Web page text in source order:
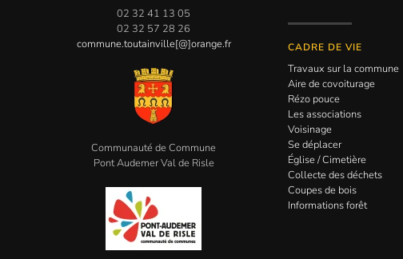
02 32 41 13 05
02 32 57 28 26
commune.toutainville[@]orange.fr
Communauté de Commune
Pont Audemer Val de Risle
CADRE DE VIE
Travaux sur la commune
Aire de covoiturage
Rézo pouce
Les associations
Voisinage
Se déplacer
Église / Cimetière
Collecte des déchets
Coupes de bois
Informations forêt